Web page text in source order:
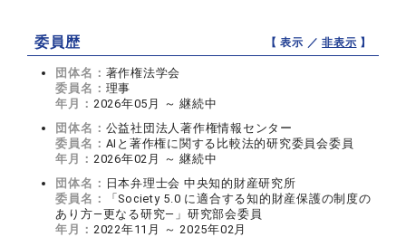
委員歴 【 表示 ／非表示 】
団体名： 著作権法学会
委員名： 理事
年月： 2026年05月 ～ 継続中
団体名： 公益社団法人著作権情報センター
委員名： AIと著作権に関する比較法的研究委員会委員
年月： 2026年02月 ～ 継続中
団体名： 日本弁理士会 中央知的財産研究所
委員名：
「Society 5.0 に適合する知的財産保護の制度の
あり方―更なる研究―」研究部会委員
年月： 2022年11月 ～ 2025年02月